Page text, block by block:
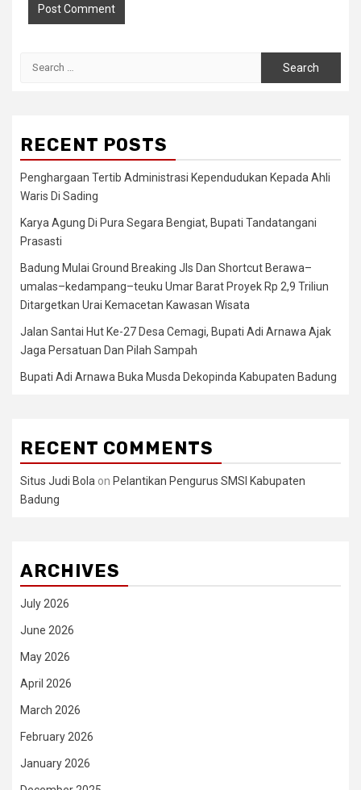
RECENT POSTS
Penghargaan Tertib Administrasi Kependudukan Kepada Ahli
Waris Di Sading
Karya Agung Di Pura Segara Bengiat, Bupati Tandatangani
Prasasti
Badung Mulai Ground Breaking Jls Dan Shortcut Berawa–
umalas–kedampang–teuku Umar Barat Proyek Rp 2,9 Triliun
Ditargetkan Urai Kemacetan Kawasan Wisata
Jalan Santai Hut Ke-27 Desa Cemagi, Bupati Adi Arnawa Ajak
Jaga Persatuan Dan Pilah Sampah
Bupati Adi Arnawa Buka Musda Dekopinda Kabupaten Badung
RECENT COMMENTS
Situs Judi Bola on Pelantikan Pengurus SMSI Kabupaten
Badung
ARCHIVES
July 2026
June 2026
May 2026
April 2026
March 2026
February 2026
January 2026